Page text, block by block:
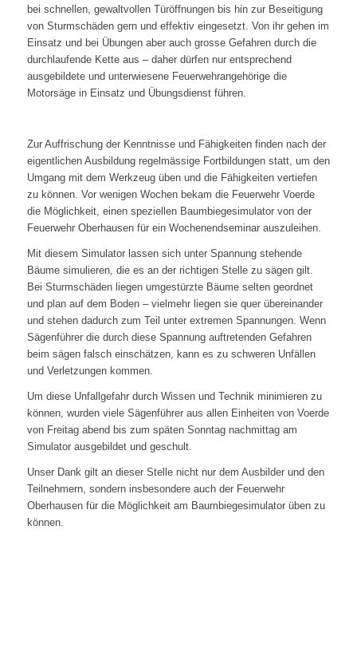
bei schnellen, gewaltvollen Türöffnungen bis hin zur Beseitigung
von Sturmschäden gern und effektiv eingesetzt. Von ihr gehen im
Einsatz und bei Übungen aber auch grosse Gefahren durch die
durchlaufende Kette aus – daher dürfen nur entsprechend
ausgebildete und unterwiesene Feuerwehrangehörige die
Motorsäge in Einsatz und Übungsdienst führen.
Zur Auffrischung der Kenntnisse und Fähigkeiten finden nach der
eigentlichen Ausbildung regelmässige Fortbildungen statt, um den
Umgang mit dem Werkzeug üben und die Fähigkeiten vertiefen
zu können. Vor wenigen Wochen bekam die Feuerwehr Voerde
die Möglichkeit, einen speziellen Baumbiegesimulator von der
Feuerwehr Oberhausen für ein Wochenendseminar auszuleihen.
Mit diesem Simulator lassen sich unter Spannung stehende
Bäume simulieren, die es an der richtigen Stelle zu sägen gilt.
Bei Sturmschäden liegen umgestürzte Bäume selten geordnet
und plan auf dem Boden – vielmehr liegen sie quer übereinander
und stehen dadurch zum Teil unter extremen Spannungen. Wenn
Sägenführer die durch diese Spannung auftretenden Gefahren
beim sägen falsch einschätzen, kann es zu schweren Unfällen
und Verletzungen kommen.
Um diese Unfallgefahr durch Wissen und Technik minimieren zu
können, wurden viele Sägenführer aus allen Einheiten von Voerde
von Freitag abend bis zum späten Sonntag nachmittag am
Simulator ausgebildet und geschult.
Unser Dank gilt an dieser Stelle nicht nur dem Ausbilder und den
Teilnehmern, sondern insbesondere auch der Feuerwehr
Oberhausen für die Möglichkeit am Baumbiegesimulator üben zu
können.